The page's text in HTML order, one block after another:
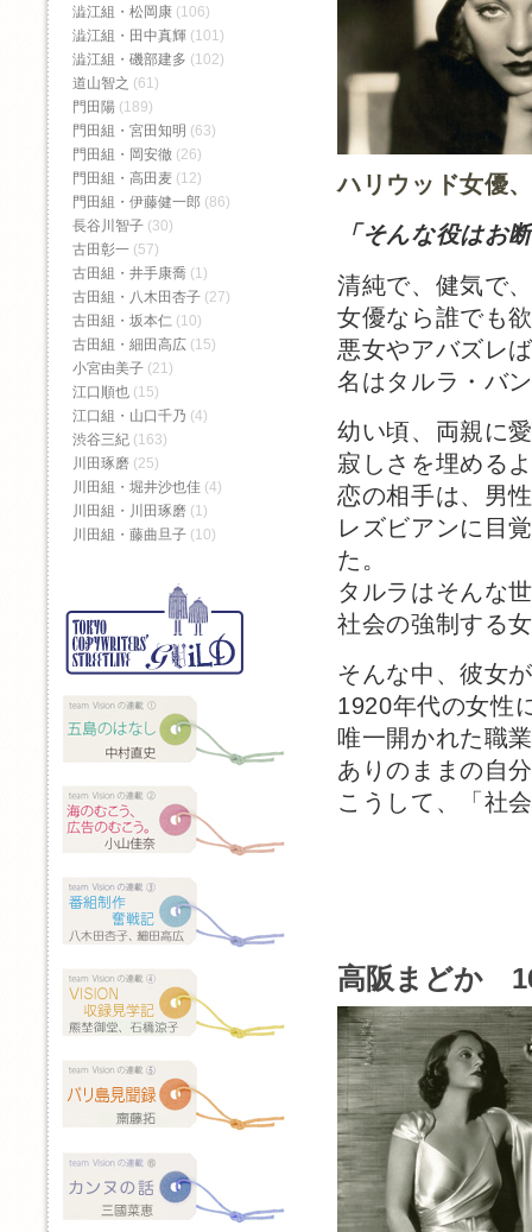
ハリウッド女優
「そんな役はお
清純で、健気で
女優なら誰でも
悪女やアバズレ
名はタルラ・バ
幼い頃、両親に
寂しさを埋める
恋の相手は、男
レズビアンに目
た。
タルラはそんな
社会の強制する
そんな中、彼女
1920年代の女性
唯一開かれた職
ありのままの自
こうして、「社
高阪まどか
澁江組・松岡康 (106)
澁江組・田中真輝 (101)
澁江組・磯部建多 (102)
道山智之 (61)
門田陽 (189)
門田組・宮田知明 (63)
門田組・岡安徹 (26)
門田組・高田麦 (12)
門田組・伊藤健一郎 (86)
長谷川智子 (30)
古田彰一 (57)
古田組・井手康喬 (1)
古田組・八木田杏子 (27)
古田組・坂本仁 (10)
古田組・細田高広 (15)
小宮由美子 (21)
江口順也 (15)
江口組・山口千乃 (4)
渋谷三紀 (163)
川田琢磨 (25)
川田組・堀井沙也佳 (4)
川田組・川田琢磨 (1)
川田組・藤曲旦子 (10)